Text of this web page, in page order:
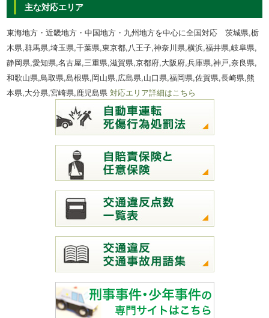
主な対応エリア
東海地方・近畿地方・中国地方・九州地方を中心に全国対応 茨城県,栃
木県,群馬県,埼玉県,千葉県,東京都,八王子,神奈川県,横浜,福井県,岐阜県,
静岡県,愛知県,名古屋,三重県,滋賀県,京都府,大阪府,兵庫県,神戸,奈良県,
和歌山県,鳥取県,島根県,岡山県,広島県,山口県,福岡県,佐賀県,長崎県,熊
本県,大分県,宮崎県,鹿児島県対応エリア詳細はこちら